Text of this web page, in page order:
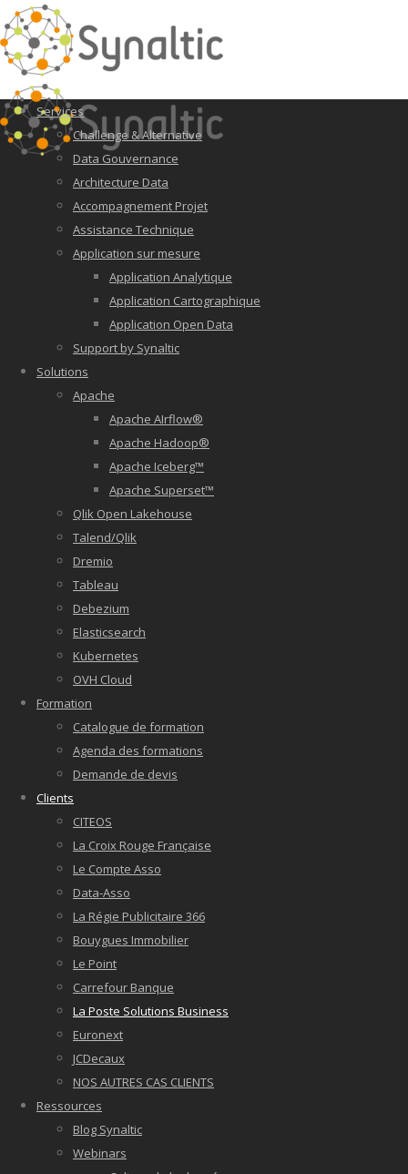
Services
Challenge & Alternative
Data Gouvernance
Architecture Data
Accompagnement Projet
Assistance Technique
Application sur mesure
Application Analytique
Application Cartographique
Application Open Data
Support by Synaltic
Solutions
Apache
Apache AIrflow®
Apache Hadoop®
Apache Iceberg™
Apache Superset™
Qlik Open Lakehouse
Talend/Qlik
Dremio
Tableau
Debezium
Elasticsearch
Kubernetes
OVH Cloud
Formation
Catalogue de formation
Agenda des formations
Demande de devis
Clients
CITEOS
La Croix Rouge Française
Le Compte Asso
Data-Asso
La Régie Publicitaire 366
Bouygues Immobilier
Le Point
Carrefour Banque
La Poste Solutions Business
Euronext
JCDecaux
NOS AUTRES CAS CLIENTS
Ressources
Blog Synaltic
Webinars